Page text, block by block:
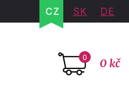
CZ SK DE
0 0 kč